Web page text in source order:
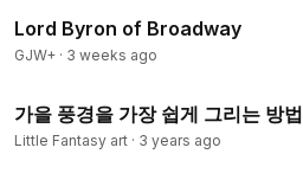
Lord Byron of Broadway
GJW+ · 3 weeks ago
가을 풍경을 가장 쉽게 그리는 방
Little Fantasy art · 3 years ago